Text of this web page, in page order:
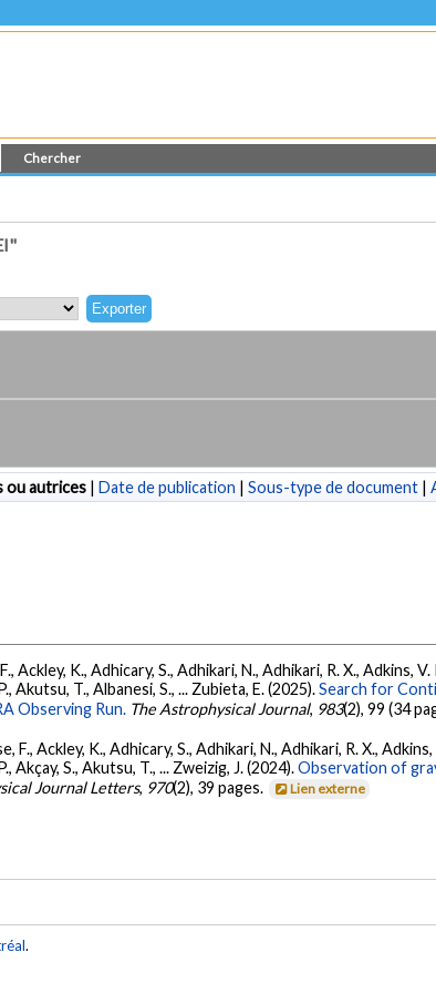
Chercher
ou autrices | Date de publication | Sous-type de document |
K., Adhicary, S., Adhikari, N., Adhikari, R. X., Adkins,
Akutsu, T., Albanesi, S., ... Zubieta, E. (2025).Search for
Observing Run. The Astrophysical Journal, 983(2), 99 (34
Ackley, K., Adhicary, S., Adhikari, N., Adhikari, R. X.,
Akçay, S., Akutsu, T., ... Zweizig, J. (2024).Observation of
Journal Letters, 970(2), 39 pages. Lien externe
.